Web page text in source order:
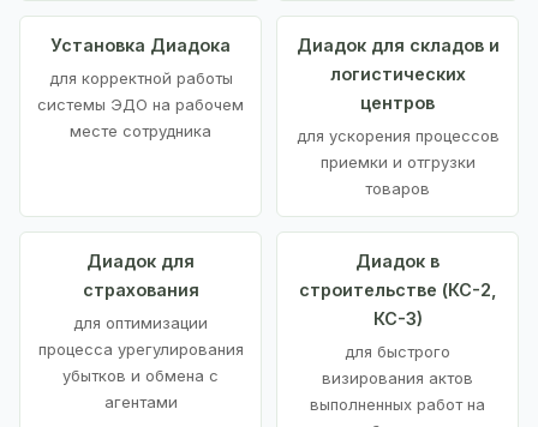
Установка Диадока
для корректной работы
системы ЭДО на рабочем
месте сотрудника
Диадок для складов и
логистических
центров
для ускорения процессов
приемки и отгрузки
товаров
Диадок для
страхования
для оптимизации
процесса урегулирования
убытков и обмена с
агентами
Диадок в
строительстве (КС-2,
КС-3)
для быстрого
визирования актов
выполненных работ на